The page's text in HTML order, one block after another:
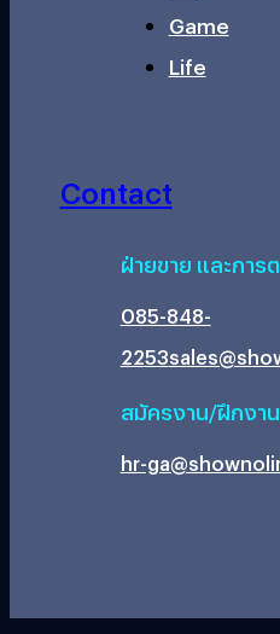
Game
Life
Contact
ฝ่ายขาย และการ
085-848-
2253
สมัครงาน/ฝึกงา
hr-